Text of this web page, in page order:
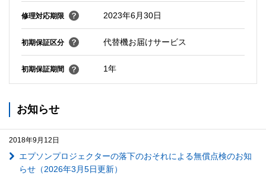
修理対応期限 2023年6月30日
初期保証区分 代替機お届けサービス
初期保証期間 1年
お知らせ
2018年9月12日
エプソンプロジェクターの落下のおそれによる無償点検のお知
らせ（2026年3月5日更新）